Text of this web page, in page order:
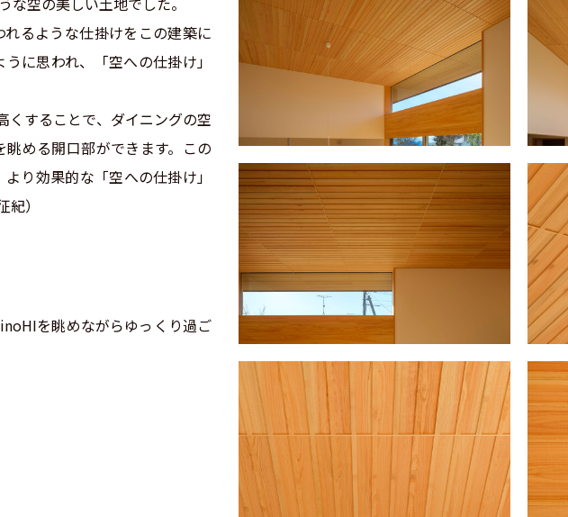
るような仕掛けをこの建築に
に思われ、「空への仕掛け」
くすることで、ダイニングの空
める開口部ができます。この
り効果的な「空への仕掛け」
紀）
を眺めながらゆっくり過ご